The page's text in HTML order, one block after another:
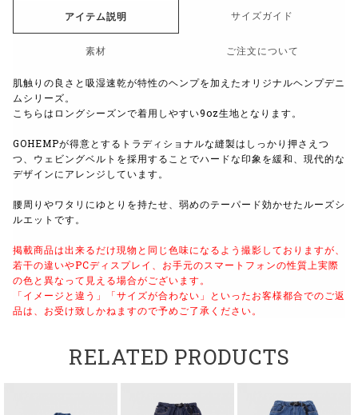
アイテム説明 サイズガイド
素材 ご注文について
肌触りの良さと吸湿速乾が特性のヘンプを加えたオリジナルヘンプデニ
ムシリーズ。
こちらはロングシーズンで着用しやすい9oz生地となります。
GOHEMPが得意とするトラディショナルな縫製はしっかり押さえつ
つ、 ウェビングベルトを採用することでハードな印象を緩和、 現代的な
デザインにアレンジしています。
腰周りやワタリにゆとりを持たせ、弱めのテーパード効かせたルーズシ
ルエットです。
掲載商品は出来るだけ現物と同じ色味になるよう撮影しておりますが、
若干の違いやPCディスプレイ、お手元のスマートフォンの性質上実際
の色と異なって見える場合がございます。
「イメージと違う」「サイズが合わない」といったお客様都合でのご返
品は、お受け致しかねますので予めご了承ください。
RELATED PRODUCTS